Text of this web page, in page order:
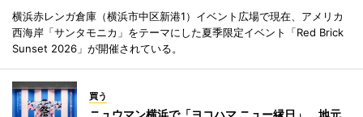
横浜赤レンガ倉庫（横浜市中区新港1）イベント広場で現在、アメリカ
西海岸「サンタモニカ」をテーマにした夏季限定イベント「Red Brick
Sunset 2026」が開催されている。
買う
ニュウマン横浜で「ヨコハマ ニュー縁日」 地元